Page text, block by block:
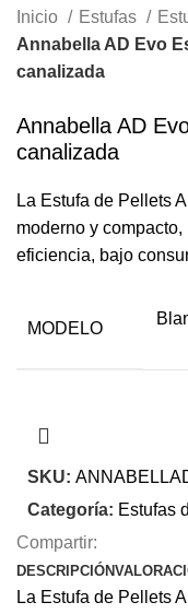
Inicio
Estufas
Annabella AD Evo
canalizada
Annabella AD
canalizada
La Estufa de Pellets
moderno y
eficiencia, bajo
MODELO
SKU:
Categoría: Estufas
Compartir:
DESCRIPCIÓN
La Estufa de Pellets